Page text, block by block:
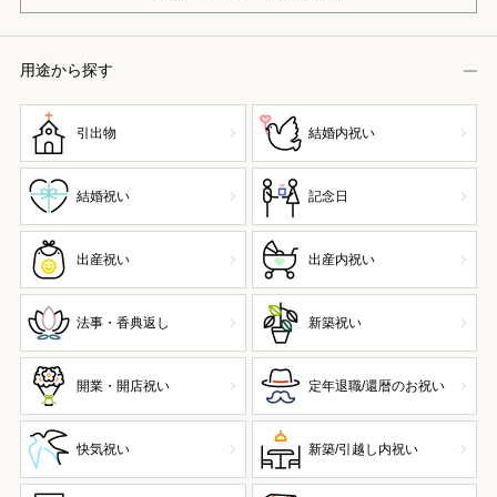
用途から探す
引出物 結婚内祝い
結婚祝い 記念日
出産祝い 出産内祝い
法事・香典返し 新築祝い
開業・開店祝い 定年退職/還暦のお祝い
快気祝い 新築/引越し内祝い